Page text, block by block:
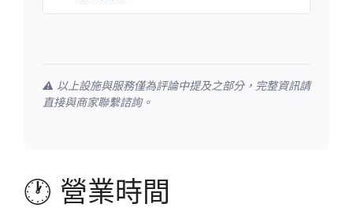
⚠️ 以上設施與服務僅為評論中提及之部分，完整資訊請
直接與商家聯繫諮詢。
🕐 營業時間